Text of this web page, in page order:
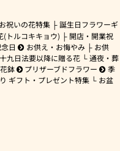
お祝いの花特集
誕生日フラワーギ
(トルコキキョウ)
開店・開業祝
日 お供え・お悔やみ
お供
九日法要以降に贈る花
通夜・葬
鉢 プリザーブドフラワー
季
ギフト・プレゼント特集
お盆